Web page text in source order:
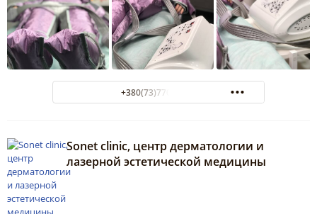
+380(73)770-07-67
Sonet clinic, центр дерматологии и
лазерной эстетической медицины